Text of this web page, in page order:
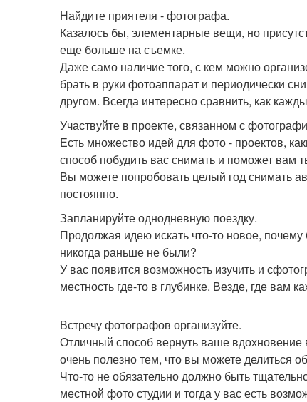
Найдите приятеля - фотографа.
Казалось бы, элементарные вещи, но
еще больше на съемке.
Даже само наличие того, с кем можно
брать в руки фотоаппарат и периодически
другом. Всегда интересно сравнить, как
Участвуйте в проекте, связанном с
Есть множество идей для фото - проектов,
способ побудить вас снимать и поможет вам
Вы можете попробовать целый год снимать
постоянно.
Запланируйте однодневную поездку.
Продолжая идею искать что-то новое,
никогда раньше не были?
У вас появится возможность изучить и
местность где-то в глубинке. Везде, где вам
Встречу фотографов организуйте.
Отличный способ вернуть ваше
очень полезно тем, что вы можете делиться
Что-то не обязательно должно быть
местной фото студии и тогда у вас есть